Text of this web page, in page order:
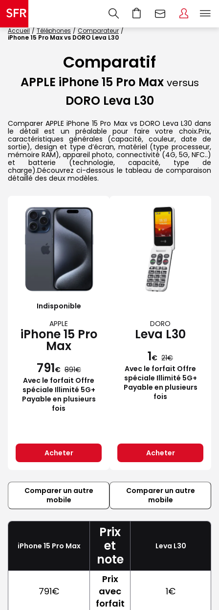
Accueil Téléphones
Comparateur
iPhone 15 Pro Max vs DORO Leva L30
Comparatif
APPLE iPhone 15 Pro Max versus
DORO Leva L30
Comparer APPLE iPhone 15 Pro Max vs DORO Leva L30 dans
le détail est un préalable pour faire votre choix.Prix,
caractéristiques générales (capacité, couleur, date de
sortie), design et type d’écran, matériel (type processeur,
mémoire RAM), appareil photo, connectivité (4G, 5G, NFC..)
et batterie (technologie, capacité, type de
charge).Découvrez ci-dessous le tableau de comparaison
détaillé des deux modèles.
Indisponible
APPLE
iPhone 15 Pro
Max
791€ 891
Avec le forfait Offre
spéciale Illimité 5G+
Payable en plusieurs
fois
Acheter
DORO
Leva L30
1€ 21
Avec le forfait Offre
spéciale Illimité 5G+
Payable en plusieurs
fois
Acheter
Comparer un autre
mobile
Comparer un autre
mobile
iPhone 15 Pro Max
Prix
et
note
Leva L30
791€
Prix
avec
forfait
1€